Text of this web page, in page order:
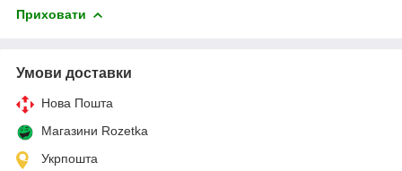
Приховати
Умови доставки
Нова Пошта
Магазини Rozetka
Укрпошта